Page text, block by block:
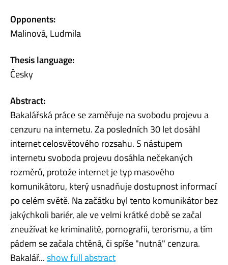
Opponents:
Malinová, Ludmila
Thesis language:
Česky
Abstract:
Bakalářská práce se zaměřuje na svobodu projevu a
cenzuru na internetu. Za posledních 30 let dosáhl
internet celosvětového rozsahu. S nástupem
internetu svoboda projevu dosáhla nečekaných
rozměrů, protože internet je typ masového
komunikátoru, který usnadňuje dostupnost informací
po celém světě. Na začátku byl tento komunikátor bez
jakýchkoli bariér, ale ve velmi krátké době se začal
zneužívat ke kriminalitě, pornografii, terorismu, a tím
pádem se začala chtěná, či spíše "nutná" cenzura.
Bakalář...show full abstract